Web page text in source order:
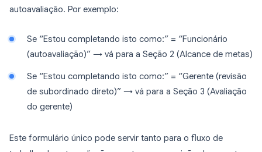
autoavaliação. Por exemplo:
Se “Estou completando isto como:” = “Funcionário
(autoavaliação)” → vá para a Seção 2 (Alcance de metas)
Se “Estou completando isto como:” = “Gerente (revisão
de subordinado direto)” → vá para a Seção 3 (Avaliação
do gerente)
Este formulário único pode servir tanto para o fluxo de